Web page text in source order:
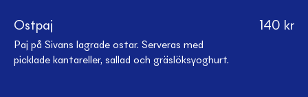
Ostpaj 140 kr
Paj på Sivans lagrade ostar. Serveras med
picklade kantareller, sallad och gräslöksyoghurt.